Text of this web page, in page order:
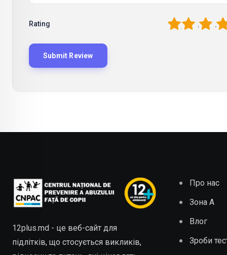
Rating 4
3
2
12plus.md - це веб-сайт для
підлітків, що стосується викликів,
Про нас
Зона А
Влог
Зроби